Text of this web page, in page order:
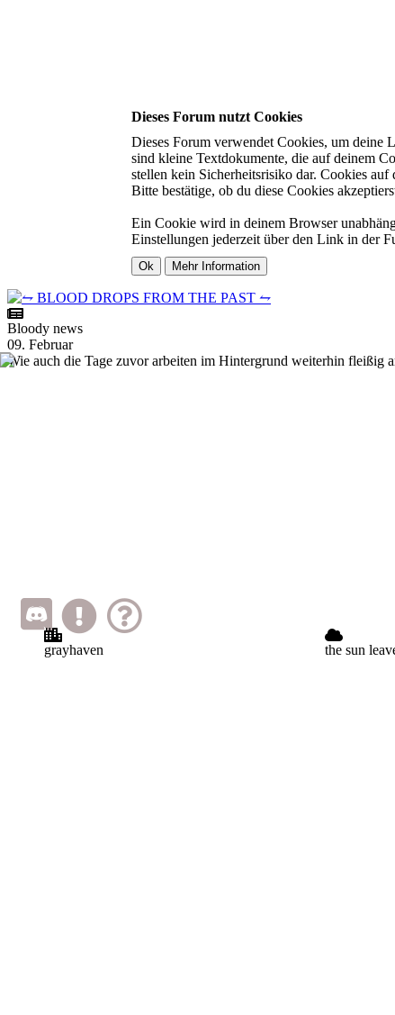
Dieses Forum nutzt Cookies
Dieses Forum verwendet Cookies, um deine
sind kleine Textdokumente, die auf deinem
stellen kein Sicherheitsrisiko dar. Cookies auf
Bitte bestätige, ob du diese Cookies
Ein Cookie wird in deinem Browser
Einstellungen jederzeit über den Link in der
Bloody news
09. Februar
Wie auch die Tage zuvor arbeiten im Hintergrund weiterhin fleißig
grayhaven the sun